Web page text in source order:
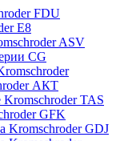
FDU
E8
ASV
CG
АКТ
TAS
GFK
Kromschroder GDJ